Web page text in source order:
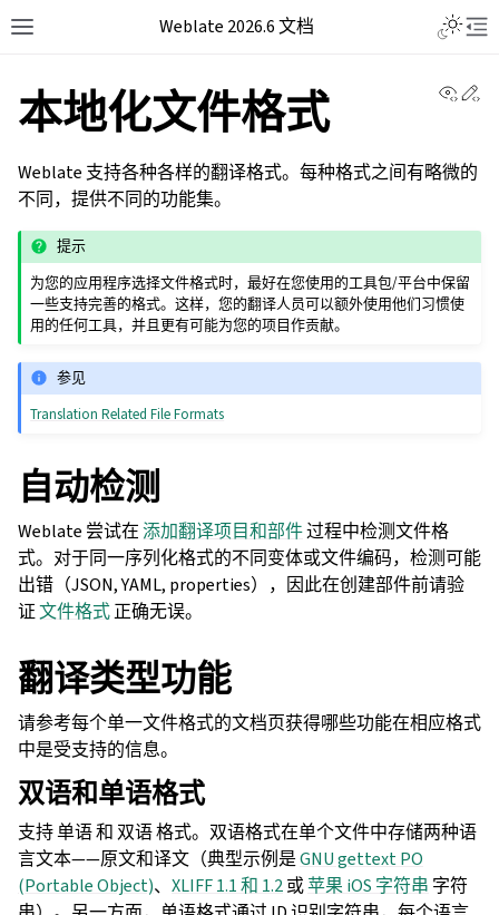
Weblate 2026.6 文档
本地化文件格式
Weblate 支持各种各样的翻译格式。每种格式之间有略微的
不同，提供不同的功能集。
提示
为您的应用程序选择文件格式时，最好在您使用的工具包/平台中保留
一些支持完善的格式。这样，您的翻译人员可以额外使用他们习惯使
用的任何工具，并且更有可能为您的项目作贡献。
参见
Translation Related File Formats
自动检测
Weblate 尝试在添加翻译项目和部件过程中检测文件格
式。对于同一序列化格式的不同变体或文件编码，检测可能
出错（JSON, YAML, properties），因此在创建部件前请验
证文件格式正确无误。
翻译类型功能
请参考每个单一文件格式的文档页获得哪些功能在相应格式
中是受支持的信息。
双语和单语格式
支持单语 和 双语 格式。双语格式在单个文件中存储两种语
言文本——原文和译文（典型示例是GNU gettext PO
(Portable Object)、 XLIFF 1.1 和 1.2或苹果 iOS 字符串 字符